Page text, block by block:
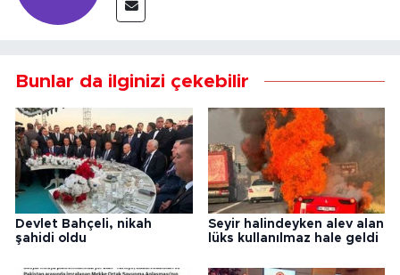
Bunlar da ilginizi çekebilir
Devlet Bahçeli, nikah
şahidi oldu
Seyir halindeyken alev alan
lüks kullanılmaz hale geldi